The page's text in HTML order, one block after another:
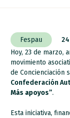
Fespau
Hoy, 23 de marzo,
movimiento
de Concienciación
Confederación
Más apoyos”.
Esta iniciativa,